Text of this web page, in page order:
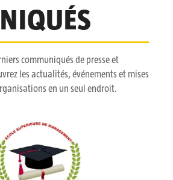
communiqués de presse et
les actualités, événements et mises
en un seul endroit.